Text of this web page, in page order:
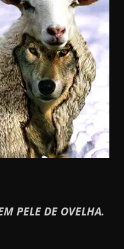
PELE DE OVELHA.